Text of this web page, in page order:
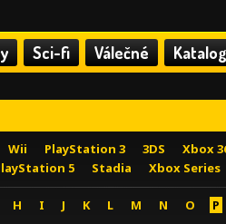
Sci-fi Válečné Katalog
Wii PlayStation 3 3DS Xbox
5 Stadia Xbox Series
H I J K L M N O P